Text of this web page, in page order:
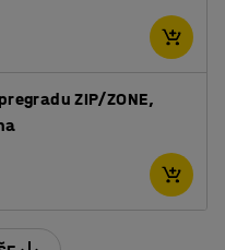
ZIP/ZONE,